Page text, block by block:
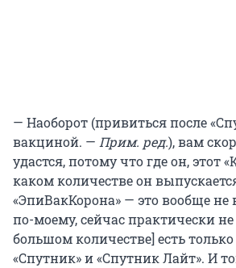
— Наоборот (привиться после
вакциной. — Прим. ред.), вам
удастся, потому что где он, этот
каком количестве он
«ЭпиВакКорона» — это вообще не
по-моему, сейчас практически
большом количестве] есть
«Спутник» и «Спутник Лайт». И